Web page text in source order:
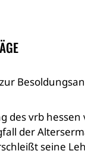
des vrb hessen
der
seine